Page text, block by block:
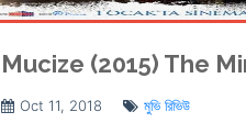
Mucize (2015) The
Oct 11, 2018 মুভি রিভিউ